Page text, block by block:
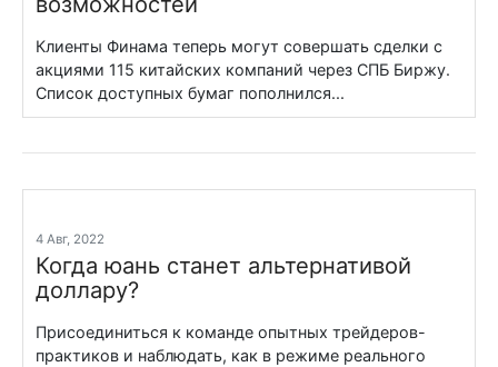
Клиенты Финама теперь могут совершать сделки с
акциями 115 китайских компаний через СПБ Биржу.
Список доступных бумаг пополнился...
4 Авг, 2022
Когда юань станет альтернативой
доллару?
Присоединиться к команде опытных трейдеров-
практиков и наблюдать, как в режиме реального